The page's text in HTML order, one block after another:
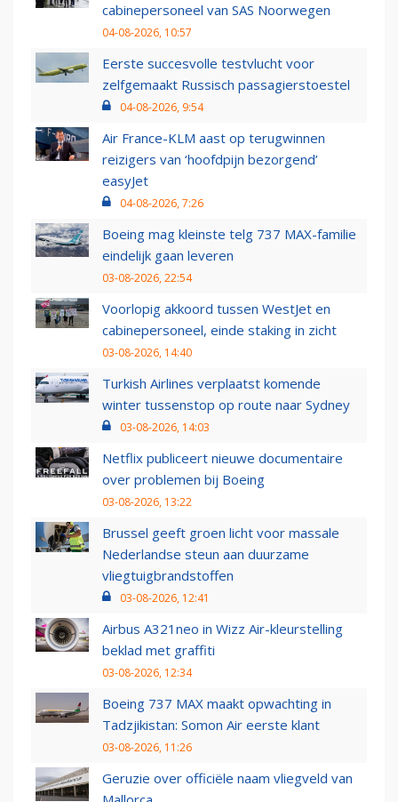
cabinepersoneel van SAS Noorwegen
04-08-2026, 10:57
Eerste succesvolle testvlucht voor
zelfgemaakt Russisch passagierstoestel
04-08-2026, 9:54
Air France-KLM aast op terugwinnen
reizigers van ‘hoofdpijn bezorgend’
easyJet
04-08-2026, 7:26
Boeing mag kleinste telg 737 MAX-familie
eindelijk gaan leveren
03-08-2026, 22:54
Voorlopig akkoord tussen WestJet en
cabinepersoneel, einde staking in zicht
03-08-2026, 14:40
Turkish Airlines verplaatst komende
winter tussenstop op route naar Sydney
03-08-2026, 14:03
Netflix publiceert nieuwe documentaire
over problemen bij Boeing
03-08-2026, 13:22
Brussel geeft groen licht voor massale
Nederlandse steun aan duurzame
vliegtuigbrandstoffen
03-08-2026, 12:41
Airbus A321neo in Wizz Air-kleurstelling
beklad met graffiti
03-08-2026, 12:34
Boeing 737 MAX maakt opwachting in
Tadzjikistan: Somon Air eerste klant
03-08-2026, 11:26
Geruzie over officiële naam vliegveld van